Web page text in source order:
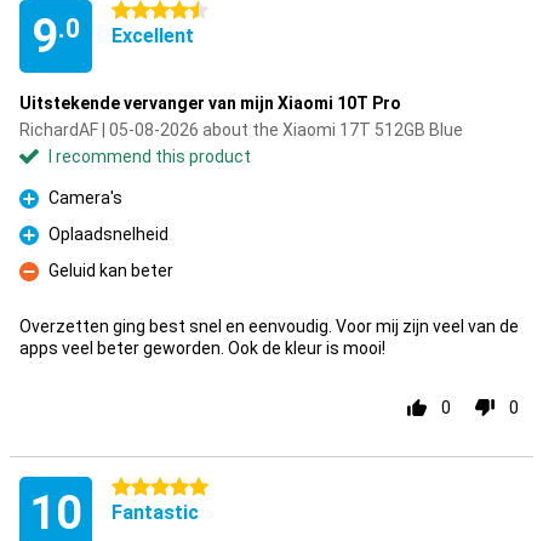
9.0
4.5 stars
Excellent
Uitstekende vervanger van mijn Xiaomi 10T Pro
RichardAF | 05-08-2026 about the Xiaomi 17T 512GB Blue
I recommend this product
Pro
Camera's
Pro
Oplaadsnelheid
Con
Geluid kan beter
Overzetten ging best snel en eenvoudig. Voor mij zijn veel van de
apps veel beter geworden. Ook de kleur is mooi!
0 0
10 5 stars
Fantastic